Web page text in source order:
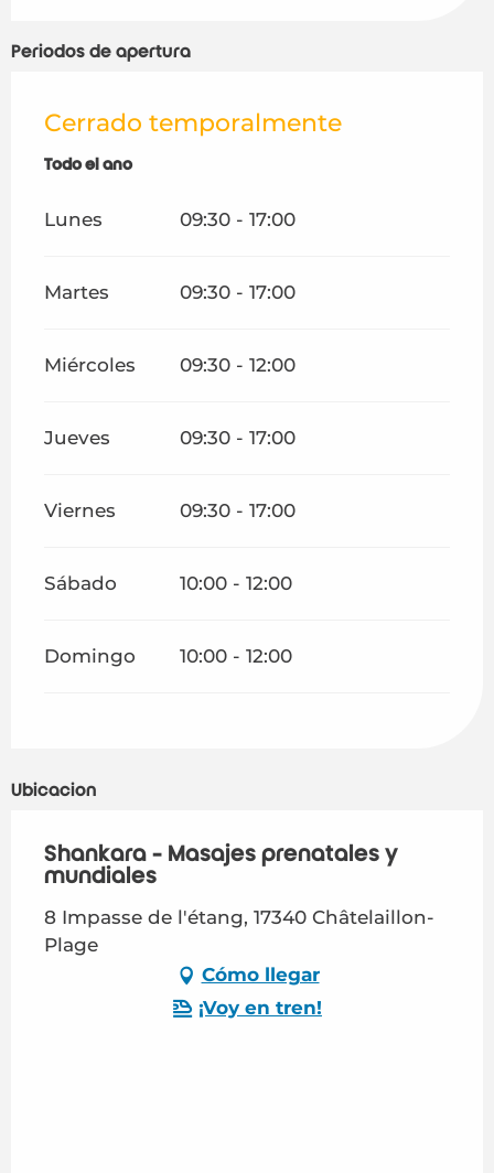
Periodos de apertura
Cerrado temporalmente
Todo el año
Todo el año
Lunes 09:30 - 17:00
Martes 09:30 - 17:00
Miércoles 09:30 - 12:00
Jueves 09:30 - 17:00
Viernes 09:30 - 17:00
Sábado 10:00 - 12:00
Domingo 10:00 - 12:00
Ubicación
Shankara - Masajes prenatales y
mundiales
8 Impasse de l'étang, 17340 Châtelaillon-
Plage
Cómo llegar
¡Voy en tren!